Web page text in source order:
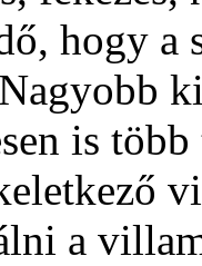
hogy a
is
a